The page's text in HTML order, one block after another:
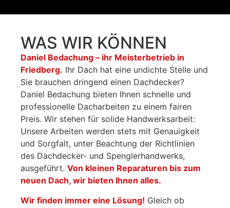
WAS WIR KÖNNEN
Daniel Bedachung – ihr Meisterbetrieb in
Friedberg. Ihr Dach hat eine undichte Stelle und
Sie brauchen dringend einen Dachdecker?
Daniel Bedachung bieten Ihnen schnelle und
professionelle Dacharbeiten zu einem fairen
Preis. Wir stehen für solide Handwerksarbeit:
Unsere Arbeiten werden stets mit Genauigkeit
und Sorgfalt, unter Beachtung der Richtlinien
des Dachdecker- und Spenglerhandwerks,
ausgeführt. Von kleinen Reparaturen bis zum
neuen Dach, wir bieten Ihnen alles.
Wir finden immer eine Lösung! Gleich ob